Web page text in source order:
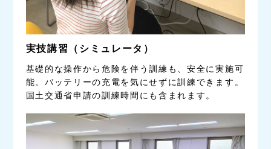
実技講習（シミュレータ）
基礎的な操作から危険を伴う訓練も、安全に実施可
能。バッテリーの充電を気にせずに訓練できます。
国土交通省申請の訓練時間にも含まれます。